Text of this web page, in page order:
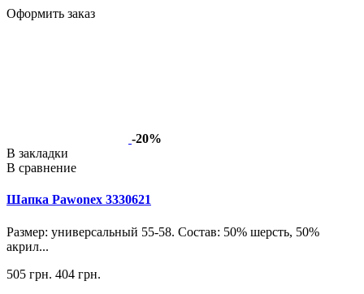
Оформить заказ
-20%
В закладки
В сравнение
Шапка Pawonex 3330621
Размер: универсальный 55-58. Состав: 50% шерсть, 50%
акрил...
505 грн. 404 грн.